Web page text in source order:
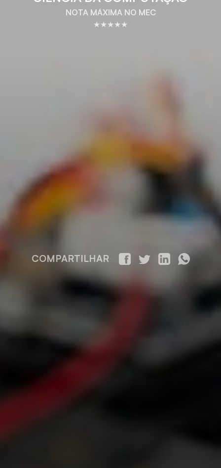
NOTA MÁXIMA NO MEC
★★★★★
COMPARTILHAR